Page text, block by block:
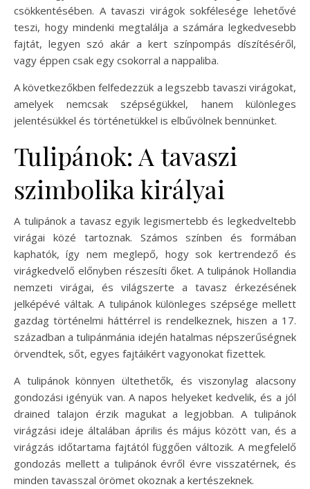
csökkentésében. A tavaszi virágok sokfélesége lehetővé
teszi, hogy mindenki megtalálja a számára legkedvesebb
fajtát, legyen szó akár a kert színpompás díszítéséről,
vagy éppen csak egy csokorral a nappaliba.
A következőkben felfedezzük a legszebb tavaszi virágokat,
amelyek nemcsak szépségükkel, hanem különleges
jelentésükkel és történetükkel is elbűvölnek bennünket.
Tulipánok: A tavaszi
szimbolika királyai
A tulipánok a tavasz egyik legismertebb és legkedveltebb
virágai közé tartoznak. Számos színben és formában
kaphatók, így nem meglepő, hogy sok kertrendező és
virágkedvelő előnyben részesíti őket. A tulipánok Hollandia
nemzeti virágai, és világszerte a tavasz érkezésének
jelképévé váltak. A tulipánok különleges szépsége mellett
gazdag történelmi háttérrel is rendelkeznek, hiszen a 17.
században a tulipánmánia idején hatalmas népszerűségnek
örvendtek, sőt, egyes fajtáikért vagyonokat fizettek.
A tulipánok könnyen ültethetők, és viszonylag alacsony
gondozási igényük van. A napos helyeket kedvelik, és a jól
drained talajon érzik magukat a legjobban. A tulipánok
virágzási ideje általában április és május között van, és a
virágzás időtartama fajtától függően változik. A megfelelő
gondozás mellett a tulipánok évről évre visszatérnek, és
minden tavasszal örömet okoznak a kertészeknek.